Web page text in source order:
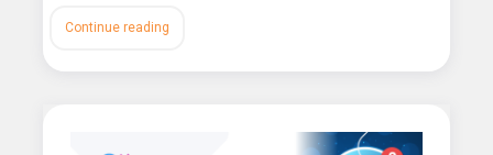
Continue reading